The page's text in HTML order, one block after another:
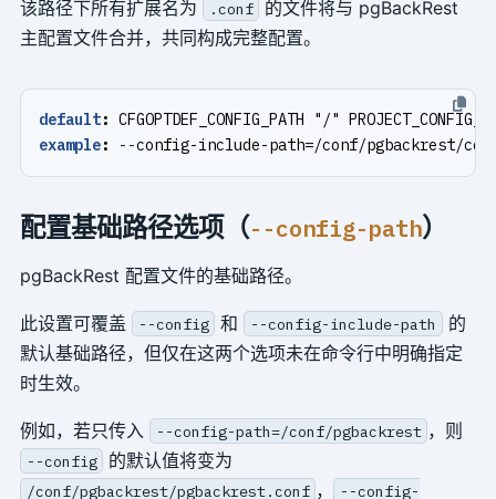
该路径下所有扩展名为 .conf
的文件将与 pgBackRest
主配置文件合并，共同构成完整配置。
default: CFGOPTDEF_CONFIG_PATH "/"
example: --config-include-path=/conf/pgbackrest/
配置基础路径选项（--config-path）
pgBackRest 配置文件的基础路径。
此设置可覆盖 --config 和 --config-include-path
的
默认基础路径，但仅在这两个选项未在命令行中明确指定
时生效。
例如，若只传入 --config-path=/conf/pgbackrest ，则
--config 的默认值将变为
/conf/pgbackrest/pgbackrest.conf ， --config-